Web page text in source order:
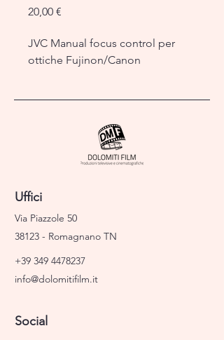
20,00 €
JVC Manual focus control per
ottiche Fujinon/Canon
Uffici
Via Piazzole 50
38123 - Romagnano TN
+39 349 4478237
info@dolomitifilm.it
Social